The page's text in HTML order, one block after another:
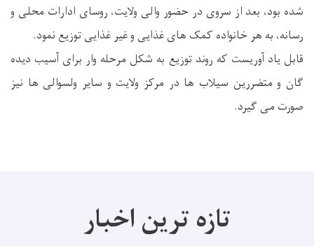
شده بود، بعد از سروی در حضور والی ولایت، روسای ادارات محلی و
رسانه، به هر خانواده کمک های غذایی و غیر غذایی توزیع نمود.
قابل یاد آوریست که روند توزیع به شکل مرحله وار برای آسیب دیده
گان و متضررین سیلاب ها در مرکز ولایت و سایر ولسوالی ها نیز
صورت می گیرد.
تازه ترین اخبار